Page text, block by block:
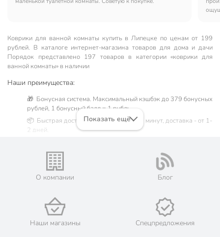
Коврики для ванной комнаты купить в Липецке по ценам от 199
рублей. В каталоге интернет-магазина товаров для дома и дачи
Порядок представлено 197 товаров в категории «коврики для
ванной комнаты» в наличии
Наши преимущества:
🎁 Бонусная система. Максимальный кэшбэк до 379 бонусных
рублей, 1 бонусный балл = 1 рубль.
📦 Быстрая доставка. Самовывоз от 60 минут, доставка - от 1-
2 дней.
Жители Липецкой области могут сделать заказ и оплатить его
онлайн на официальном сайте сети магазинов Порядок. Мы
предлагаем бесплатную курьерскую доставку для товара
«коврики для ванной комнаты» при заказе от 3000 рублей в
Долгоруково, Елец, Задонск, Измалково, Красное, Лебедянь,
Лев Толстой, Становое, Тербуны, Усмань, Хлевное, Чаплыгин.
💳 Оплата: онлайн на сайте интернет-гипермаркета или
Показать ещё
О компании Блог
Наши магазины Спецпредложения